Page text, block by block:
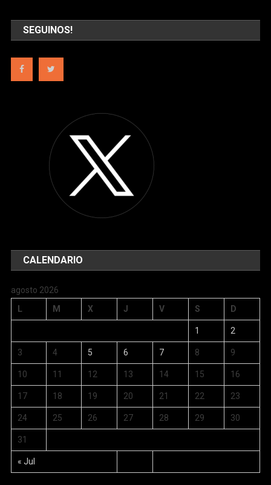
SEGUINOS!
CALENDARIO
agosto 2026
L
M X J V S D
« Jul
1 2
3 4 5 6 7 8 9
10 11 12 13 14 15 16
17 18 19 20 21 22 23
24 25 26 27 28 29 30
31